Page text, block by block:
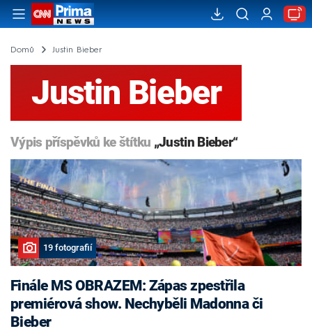
Domů Justin Bieber
Justin Bieber
Výpis příspěvků ke štítku „Justin Bieber“
19 fotografií
Finále MS OBRAZEM: Zápas zpestřila
premiérová show. Nechyběli Madonna či
Bieber